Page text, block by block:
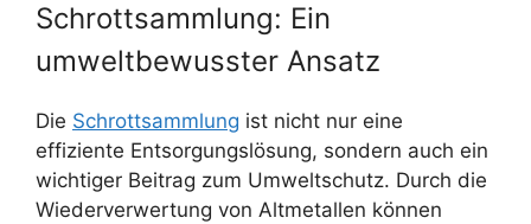
Schrottsammlung: Ein
umweltbewusster Ansatz
Die Schrottsammlung ist nicht nur eine
effiziente Entsorgungslösung, sondern auch ein
wichtiger Beitrag zum Umweltschutz. Durch die
Wiederverwertung von Altmetallen können